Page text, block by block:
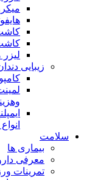
لیزر
زیبایی
سلامت
بیماری ها
معرفی
تمرینات